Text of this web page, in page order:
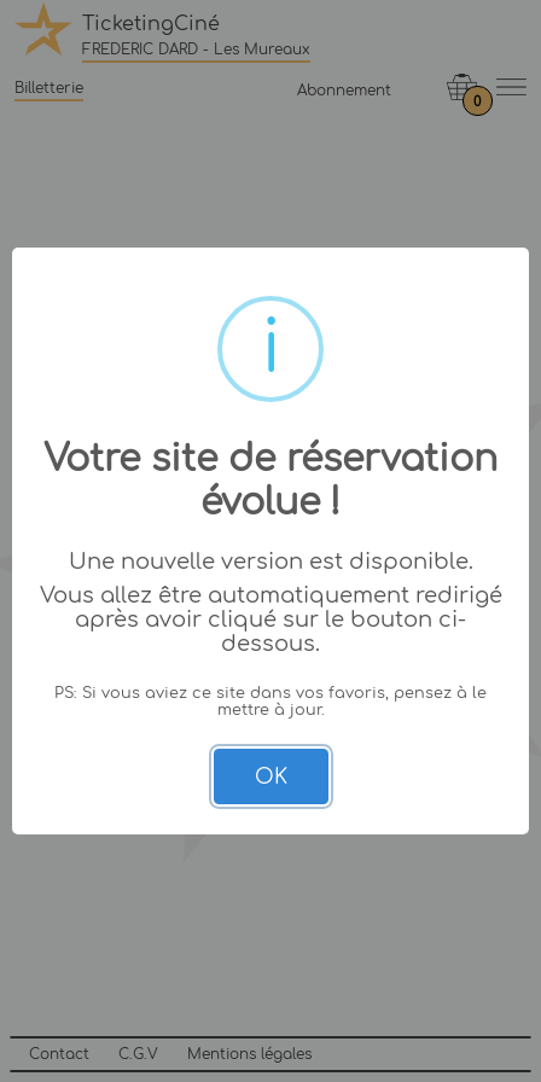
TicketingCiné
FREDERIC DARD - Les Mureaux
Billetterie Abonnement
0
Contact C.G.V Mentions légales
Votre site de réservation
évolue !
Une nouvelle version est disponible.
Vous allez être automatiquement redirigé
après avoir cliqué sur le bouton ci-
dessous.
PS: Si vous aviez ce site dans vos favoris, pensez à le
mettre à jour.
OK